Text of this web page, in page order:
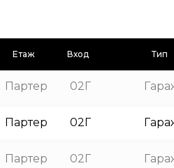
Етаж Вход Тип
Партер 02Г
Партер 02Г
Партер 02Г